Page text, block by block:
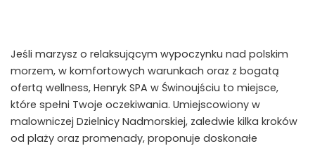
Jeśli marzysz o relaksującym wypoczynku nad polskim
morzem, w komfortowych warunkach oraz z bogatą
ofertą wellness, Henryk SPA w Świnoujściu to miejsce,
które spełni Twoje oczekiwania. Umiejscowiony w
malowniczej Dzielnicy Nadmorskiej, zaledwie kilka kroków
od plaży oraz promenady, proponuje doskonałe